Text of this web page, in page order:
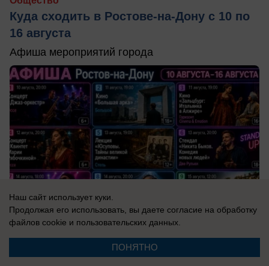
Куда сходить в Ростове-на-Дону с 10 по
16 августа
Афиша мероприятий города
Наш сайт использует куки.
Продолжая его использовать, вы даете согласие на обработку
файлов cookie и пользовательских данных.
ПОНЯТНО